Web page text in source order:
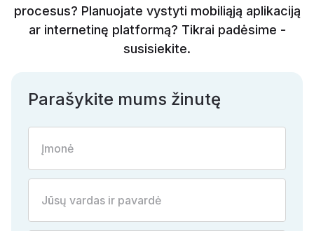
procesus? Planuojate vystyti mobiliąją aplikaciją
ar internetinę platformą? Tikrai padėsime -
susisiekite.
Parašykite mums žinutę